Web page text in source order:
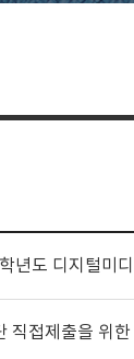
년도 디지털미
직접제출을 위